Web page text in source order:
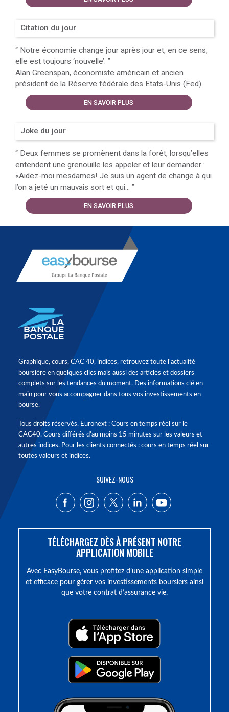
Citation du jour
“ Notre économie change jour après jour et, en ce sens,
elle est toujours ‘nouvelle’. ”
Alan Greenspan, économiste américain et ancien
président de la Réserve fédérale des Etats-Unis (Fed).
EN SAVOIR PLUS
Joke du jour
“ Deux femmes se promènent dans la forêt, lorsqu’elles
entendent une grenouille les appeler et leur demander :
«Aidez-moi mesdames! Je suis un agent de change à qui
l’on a jeté un mauvais sort et qui... ”
EN SAVOIR PLUS
Graphique, cours, CAC 40, indices, retrouvez toute l'actualité
boursière en quelques clics mais aussi des articles et dossiers
complets sur les tendances du moment. Des informations clé en
main pour vous accompagner dans tous vos investissements en
bourse.
Tous droits réservés. Euronext : Cours en temps réel sur le
CAC40. Cours différés d'au moins 15 minutes sur les valeurs et
autres indices. Pour les clients connectés : cours en temps réel sur
toutes valeurs et indices.
SUIVEZ-NOUS
TÉLÉCHARGEZ DÈS À PRÉSENT NOTRE
APPLICATION MOBILE
Avec EasyBourse, vous profitez d’une application simple
et efficace pour gérer vos investissements boursiers ainsi
que votre contrat d’assurance vie.